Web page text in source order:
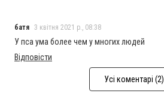
батя 3 квітня 2021 р., 08:38
У пса ума более чем у многих людей
Відповісти
Усі коментарі (2)